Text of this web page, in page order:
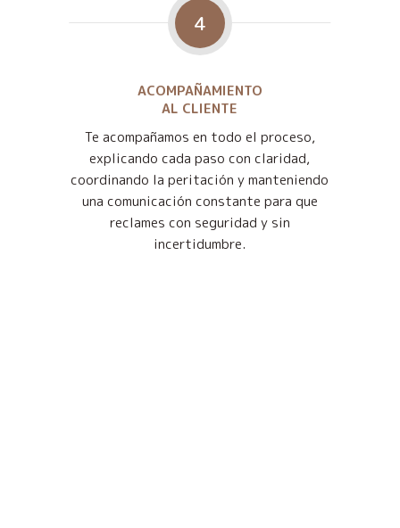
4
ACOMPAÑAMIENTO
AL CLIENTE
Te acompañamos en todo el proceso,
explicando cada paso con claridad,
coordinando la peritación y manteniendo
una comunicación constante para que
reclames con seguridad y sin
incertidumbre.